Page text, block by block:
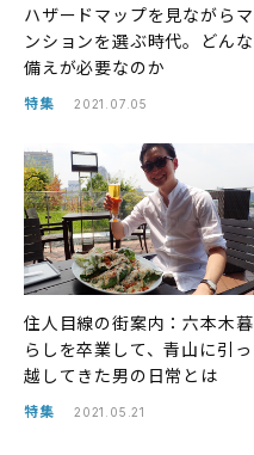
ハザードマップを見ながらマ
ンションを選ぶ時代。どんな
備えが必要なのか
特集 2021.07.05
住人目線の街案内：六本木暮
らしを卒業して、青山に引っ
越してきた男の日常とは
特集 2021.05.21